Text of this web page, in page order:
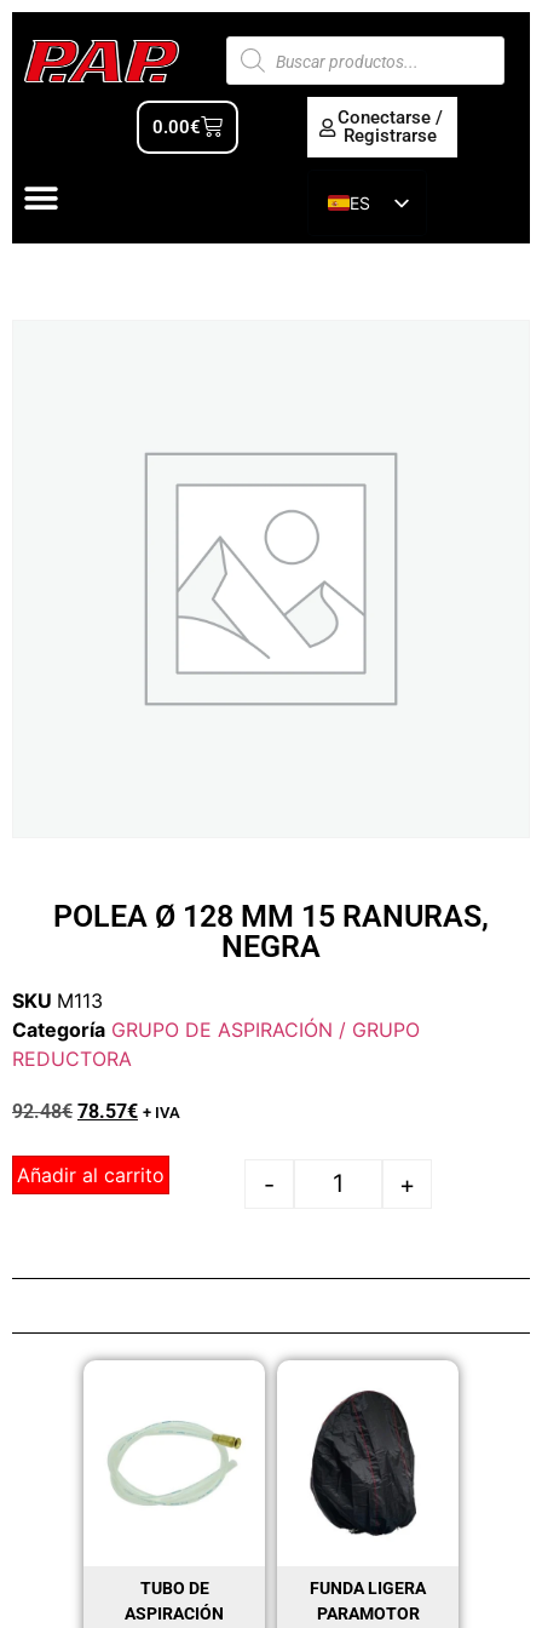
0.00€
Conectarse /
Registrarse
ES
EN
POLEA Ø 128 MM 15 RANURAS,
NEGRA
SKU M113
Categoría GRUPO DE ASPIRACIÓN / GRUPO
REDUCTORA
92.48€ 78.57€ + IVA
- +
Añadir al carrito
TUBO DE
ASPIRACIÓN
FUNDA LIGERA
PARAMOTOR